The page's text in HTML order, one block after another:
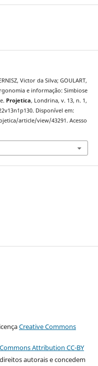
Victor da Silva; GOULART,
e informação: Simbiose
Projetica, Londrina, v. 13, n. 1,
Disponível em:
article/view/43291. Acesso
Creative Commons
Attribution CC-BY
autorais e concedem